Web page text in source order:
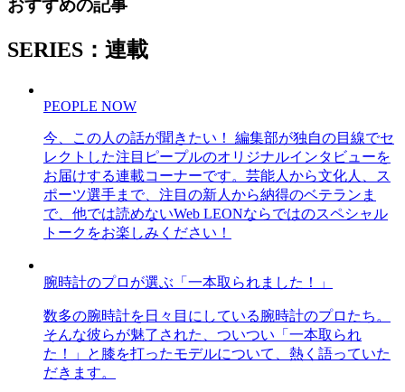
おすすめの記事
SERIES：連載
PEOPLE NOW
今、この人の話が聞きたい！ 編集部が独自の目線でセ
レクトした注目ピープルのオリジナルインタビューを
お届けする連載コーナーです。芸能人から文化人、ス
ポーツ選手まで、注目の新人から納得のベテランま
で、他では読めないWeb LEONならではのスペシャル
トークをお楽しみください！
腕時計のプロが選ぶ「一本取られました！」
数多の腕時計を日々目にしている腕時計のプロたち。
そんな彼らが魅了された、ついつい「一本取られ
た！」と膝を打ったモデルについて、熱く語っていた
だきます。